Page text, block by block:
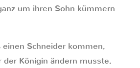
um ihren Sohn kümmern
Schneider kommen,
der Königin ändern musste,